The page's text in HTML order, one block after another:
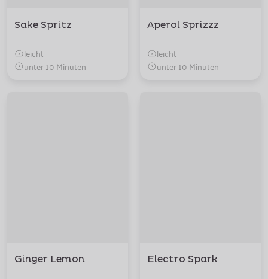
Sake Spritz
leicht
unter 10 Minuten
Aperol Sprizzz
leicht
unter 10 Minuten
Ginger Lemon Electro Spark